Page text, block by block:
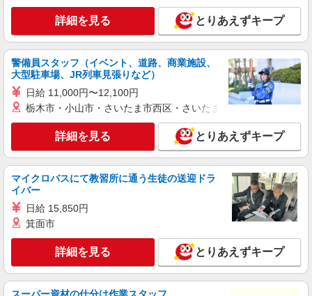
株式会社シエロ
携帯販売スタッフ【softbank】
残業代支給 ★交通費別途支給（規定あり） ゜
+゜・。○。・゜+゜・。○。・゜+゜ 入社祝い金10
ィブ支給(規定有) ★月2回払い・週払い可能（規程
有）★ ゜・。○。・゜+゜・。○。・゜+゜
福岡県福岡市西区の家電量販店
キープ 詳細を見る
紹介予定派遣
株式会社シエロ
スマホ携帯販売【ソフトバンク】
時給1400円〜1450円（経験・能力による） ※
残業代支給 ★交通費別途支給（規定あり） ゜
+゜・。○。・゜+゜・。○。・゜+゜ 入社祝い金10
ィブ支給(規定有) ★月2回払い・週払い可能（規程
有）★ ゜・。○。・゜+゜・。○。・゜+゜
キープ 詳細を見る
株式会社シエロ
詳細を見る とりあえずキープ
警備員スタッフ（イベント、道路、商業施設、
大型駐車場、JR列車見張りなど）
日給 11,000円〜12,100円
栃木市・小山市・さいたま市西区・さいたま市岩槻区・久喜市・
詳細を見る とりあえずキープ
マイクロバスにて教習所に通う生徒の送迎ドラ
イバー
日給 15,850円
箕面市
詳細を見る とりあえずキープ